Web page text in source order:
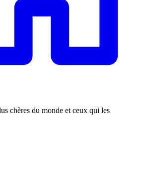
chères du monde et ceux qui les